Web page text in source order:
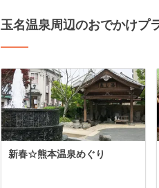
玉名温泉周辺のおでかけプ
新春☆熊本温泉めぐり